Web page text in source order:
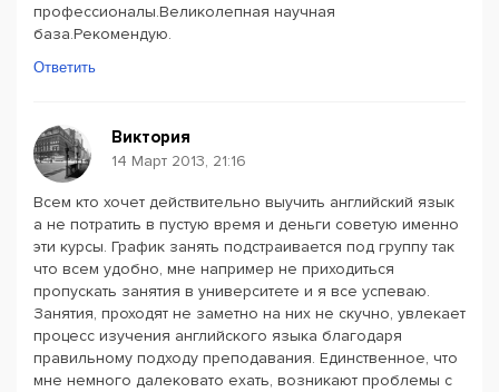
профессионалы.Великолепная научная
база.Рекомендую.
Ответить
Виктория
14 Март 2013, 21:16
Всем кто хочет действительно выучить английский язык
а не потратить в пустую время и деньги советую именно
эти курсы. График занять подстраивается под группу так
что всем удобно, мне например не приходиться
пропускать занятия в университете и я все успеваю.
Занятия, проходят не заметно на них не скучно, увлекает
процесс изучения английского языка благодаря
правильному подходу преподавания. Единственное, что
мне немного далековато ехать, возникают проблемы с